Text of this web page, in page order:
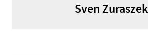
Sven Zuraszek